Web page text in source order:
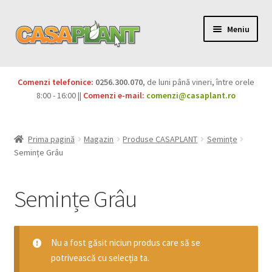
Meniu
Pesticide
Semințe Legume
Semințe Plante aromatice
Semințe Gazon
Comenzi telefonice: 0256.300.070, de luni până vineri, între orele
8:00 - 16:00 || Comenzi e-mail: comenzi@casaplant.ro
Prima pagină Magazin Produse CASAPLANT
Semințe
Semințe Grâu
Semințe Grâu
Nu a fost găsit niciun produs care să se
potrivească cu selecția ta.